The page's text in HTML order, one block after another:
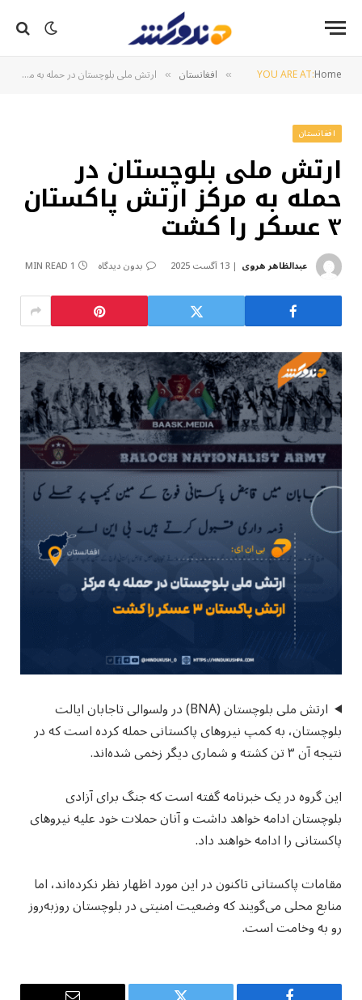
YOU ARE AT:Home
» افغانستان » ارتش ملی بلوچستان در حمله به مرکز ارتش پاکستان ۳ عسکر را کشت
افغانستان
ارتش ملی بلوچستان در
حمله به مرکز ارتش پاکستان
۳ عسکر را کشت
عبدالظاهر هروی 13 آگست 2025 بدون دیدگاه 1 MIN READ
ارتش ملی بلوچستان (BNA) در ولسوالی تاجابان ایالت
بلوچستان، به کمپ نیروهای پاکستانی حمله کرده است که در
نتیجه آن ۳ تن کشته و شماری دیگر زخمی شده‌اند.
این گروه در یک خبرنامه گفته است که جنگ برای آزادی
بلوچستان ادامه خواهد داشت و آنان حملات خود علیه نیروهای
پاکستانی را ادامه خواهند داد.
مقامات پاکستانی تاکنون در این مورد اظهار نظر نکرده‌اند، اما
منابع محلی می‌گویند که وضعیت امنیتی در بلوچستان روزبه‌روز
رو به وخامت است.